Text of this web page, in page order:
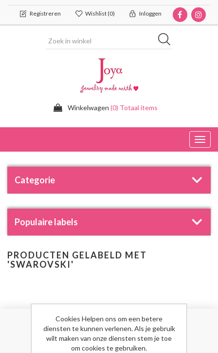
Registreren Wishlist(0) Inloggen
Winkelwagen (0) Totaal items
Categorie
Populaire labels
PRODUCTEN GELABELD MET
'SWAROVSKI'
MIJN ACCOUNT
Cookies Helpen ons om een betere
diensten te kunnen verlenen. Als je gebruik
wilt maken van onze diensten stem je toe
om cookies te gebruiken.